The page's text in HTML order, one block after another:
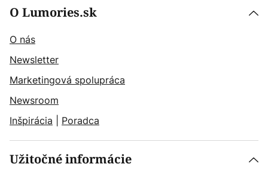
O Lumories.sk
O nás
Newsletter
Marketingová spolupráca
Newsroom
Inšpirácia
Poradca
Užitočné informácie